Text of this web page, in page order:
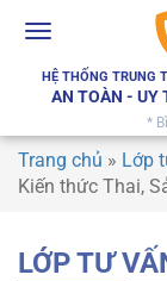
Toggle
HỆ THỐNG TRUNG
AN TOÀN - UY
*
Trang chủ » Lớp
Kiến thức Thai,
LỚP TƯ